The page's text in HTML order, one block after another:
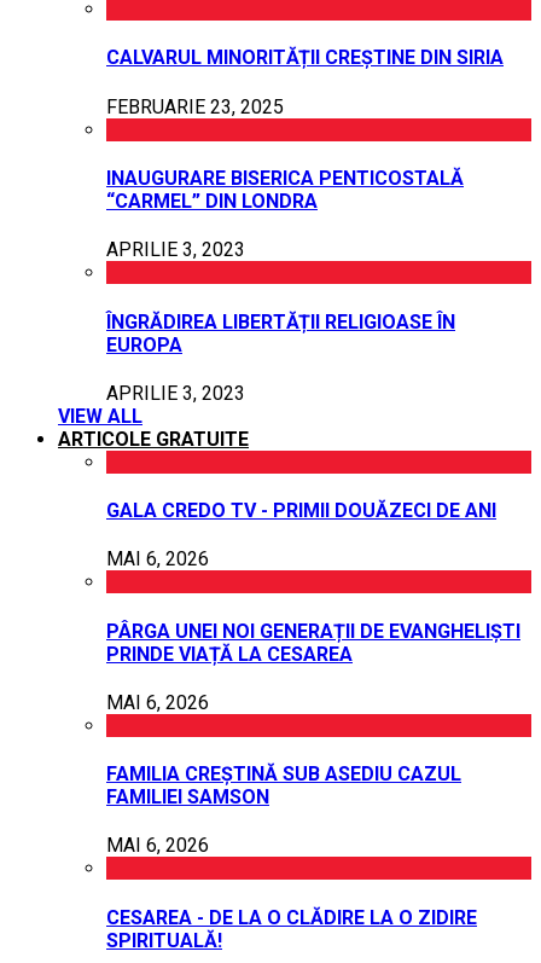
CALVARUL MINORITĂȚII CREȘTINE DIN SIRIA
FEBRUARIE 23, 2025
INAUGURARE BISERICA PENTICOSTALĂ
“CARMEL” DIN LONDRA
APRILIE 3, 2023
ÎNGRĂDIREA LIBERTĂȚII RELIGIOASE ÎN
EUROPA
APRILIE 3, 2023
VIEW ALL
ARTICOLE GRATUITE
GALA CREDO TV - PRIMII DOUĂZECI DE ANI
MAI 6, 2026
PÂRGA UNEI NOI GENERAȚII DE EVANGHELIȘTI
PRINDE VIAȚĂ LA CESAREA
MAI 6, 2026
FAMILIA CREȘTINĂ SUB ASEDIU CAZUL
FAMILIEI SAMSON
MAI 6, 2026
CESAREA - DE LA O CLĂDIRE LA O ZIDIRE
SPIRITUALĂ!